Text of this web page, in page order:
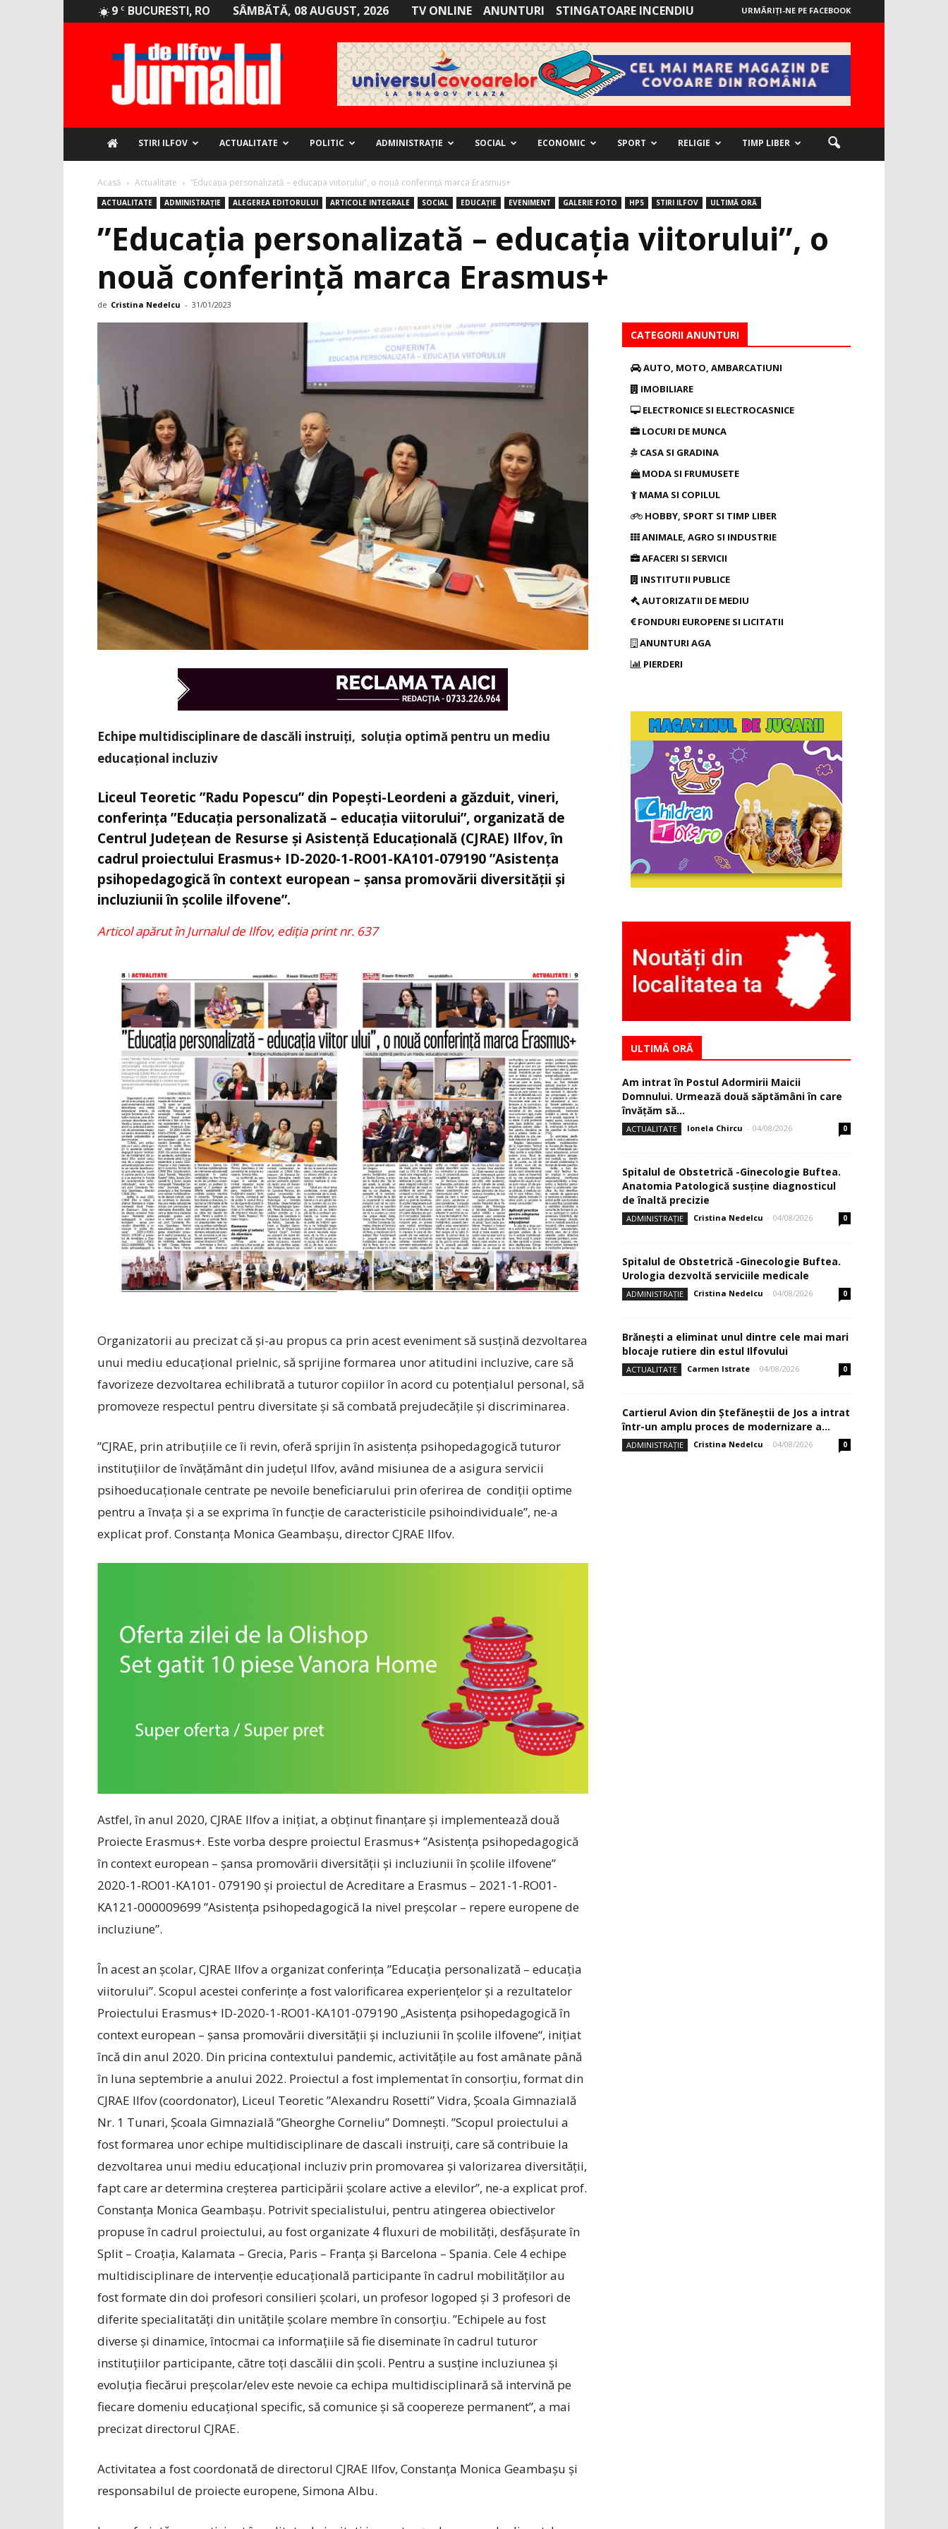
9 C BUCURESTI, RO SÂMBĂTĂ, 08 AUGUST, 2026 TV ONLINE ANUNTURI STINGATOARE INCENDIU URMĂRIȚI-NE PE FACEBOOK
STIRI ILFOV ACTUALITATE POLITIC ADMINISTRAȚIE SOCIAL ECONOMIC SPORT RELIGIE TIMP LIBER
Acasă Actualitate ”Educația personalizată – educația viitorului”, o nouă conferință marca Erasmus+
ACTUALITATE ADMINISTRAȚIE ALEGEREA EDITORULUI ARTICOLE INTEGRALE SOCIAL EDUCAȚIE EVENIMENT GALERIE FOTO HP5 STIRI ILFOV ULTIMĂ ORĂ
”Educația personalizată – educația viitorului”, o
nouă conferință marca Erasmus+
de Cristina Nedelcu - 31/01/2023
Echipe multidisciplinare de dascăli instruiți, soluția optimă pentru un mediu
educațional incluziv
Liceul Teoretic ”Radu Popescu” din Popești-Leordeni a găzduit, vineri,
conferința ”Educația personalizată – educația viitorului”, organizată de
Centrul Județean de Resurse și Asistență Educațională (CJRAE) Ilfov, în
cadrul proiectului Erasmus+ ID-2020-1-RO01-KA101-079190 ”Asistența
psihopedagogică în context european – șansa promovării diversității și
incluziunii în școlile ilfovene”.
Articol apărut în Jurnalul de Ilfov, ediția print nr. 637
Organizatorii au precizat că și-au propus ca prin acest eveniment să susțină dezvoltarea
unui mediu educațional prielnic, să sprijine formarea unor atitudini incluzive, care să
favorizeze dezvoltarea echilibrată a tuturor copiilor în acord cu potențialul personal, să
promoveze respectul pentru diversitate și să combată prejudecățile și discriminarea.
”CJRAE, prin atri­bu­țiile ce îi revin, oferă sprijin în asistența psihopedagogică tuturor
instituţiilor de învăţământ din judeţul Ilfov, având misiunea de a asigura servicii
psihoeducaţionale centrate pe nevoile beneficiarului prin oferirea de condiţii optime
pentru a învaţa și a se exprima în funcție de caracteristicile psihoindividuale”, ne-a
explicat prof. Constanța Monica Geambașu, director CJRAE Ilfov.
Astfel, în anul 2020, CJRAE Ilfov a inițiat, a obținut finanțare și implementează două
Proiecte Erasmus+. Este vorba despre proiectul Erasmus+ ”Asistența psihopedagogică
în context european – șansa promovării diversității și incluziunii în școlile ilfovene”
2020-1-RO01-KA101- 079190 și proiectul de Acreditare a Erasmus – 2021-1-RO01-
KA121-000009699 ”Asis­ten­ța psihopedagogică la nivel preșcolar – repere europene de
incluziune”.
În acest an școlar, CJRAE Ilfov a organizat conferința ”Educația personalizată – educația
viitorului”. Scopul acestei conferințe a fost valorificarea experiențelor și a rezultatelor
Proiectului Erasmus+ ID-2020-1-RO01-KA101-079190 „Asistența psihopedagogică în
context european – șansa promovării diversității și incluziunii în școlile ilfovene“, inițiat
încă din anul 2020. Din pricina contextului pandemic, activitățile au fost amânate până
în luna septembrie a anului 2022. Proiectul a fost implementat în consorțiu, format din
CJRAE Ilfov (coordonator), Liceul Teoretic ”Alexandru Rosetti” Vidra, Școala Gimnazială
Nr. 1 Tunari, Școala Gimnazială ”Gheor­ghe Corneliu” Domnești. ”Scopul proiectului a
fost formarea unor echipe multidisciplinare de dascali instruiți, care să contribuie la
dezvoltarea unui mediu educațional incluziv prin promovarea și valorizarea diversității,
fapt care ar determina creșterea participării școlare active a elevilor”, ne-a explicat prof.
Constanța Monica Geambașu. Potrivit specialistului, pentru atingerea obiectivelor
propuse în cadrul proiectului, au fost organizate 4 fluxuri de mobilități, desfășurate în
Split – Croația, Kalamata – Grecia, Paris – Franța și Barcelona – Spania. Cele 4 echipe
multidisciplinare de intervenție educațională participante în cadrul mobilităților au
fost formate din doi profesori consilieri școlari, un profesor logoped și 3 profesori de
diferite specialitatăți din unitățile școlare membre în consorțiu. ”Echipele au fost
diverse și dinamice, întocmai ca informațiile să fie diseminate în cadrul tuturor
instituțiilor participante, către toți dascălii din școli. Pentru a susține incluziunea și
evoluția fiecărui preșcolar/elev este nevoie ca echipa multidisciplinară să intervină pe
fiecare domeniu educațional specific, să comunice și să coopereze permanent”, a mai
precizat directorul CJRAE.
Activitatea a fost coordonată de directorul CJRAE Ilfov, Constanța Monica Geambașu și
responsabilul de proiecte europene, Simona Albu.
CATEGORII ANUNTURI
AUTO, MOTO, AMBARCATIUNI
IMOBILIARE
ELECTRONICE SI ELECTROCASNICE
LOCURI DE MUNCA
CASA SI GRADINA
MODA SI FRUMUSETE
MAMA SI COPILUL
HOBBY, SPORT SI TIMP LIBER
ANIMALE, AGRO SI INDUSTRIE
AFACERI SI SERVICII
INSTITUTII PUBLICE
AUTORIZATII DE MEDIU
FONDURI EUROPENE SI LICITATII
ANUNTURI AGA
PIERDERI
ULTIMĂ ORĂ
Am intrat în Postul Adormirii Maicii
Domnului. Urmează două săptămâni în care
învăţăm să...
ACTUALITATE Ionela Chircu - 04/08/2026 0
Spitalul de Obstetrică -Ginecologie Buftea.
Anatomia Patologică susţine diagnosticul
de înaltă precizie
ADMINISTRAȚIE Cristina Nedelcu - 04/08/2026 0
Spitalul de Obstetrică -Ginecologie Buftea.
Urologia dezvoltă serviciile medicale
ADMINISTRAȚIE Cristina Nedelcu - 04/08/2026 0
Brănești a eliminat unul dintre cele mai mari
blocaje rutiere din estul Ilfovului
ACTUALITATE Carmen Istrate - 04/08/2026 0
Cartierul Avion din Ştefăneştii de Jos a intrat
într-un amplu proces de modernizare a...
ADMINISTRAȚIE Cristina Nedelcu - 04/08/2026 0